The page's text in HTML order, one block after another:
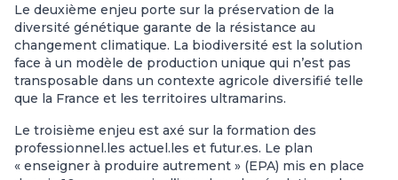
Le deuxième enjeu porte sur la préservation de la
diversité génétique garante de la résistance au
changement climatique. La biodiversité est la solution
face à un modèle de production unique qui n’est pas
transposable dans un contexte agricole diversifié telle
que la France et les territoires ultramarins.
Le troisième enjeu est axé sur la formation des
professionnel.les actuel.les et futur.es. Le plan
« enseigner à produire autrement » (EPA) mis en place